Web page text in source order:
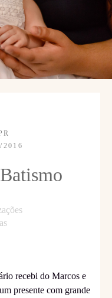
2016
recebi do Marcos e
presente com grande